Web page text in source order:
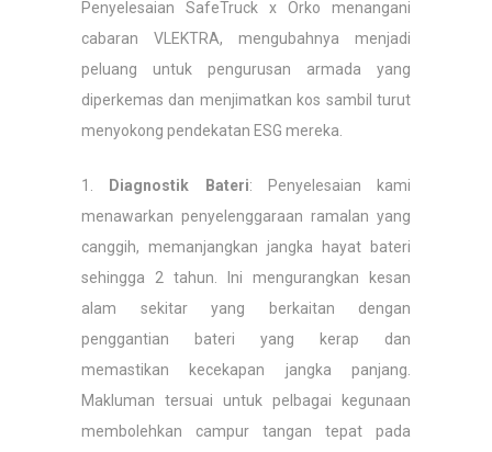
Penyelesaian SafeTruck x Orko menangani
cabaran VLEKTRA, mengubahnya menjadi
peluang untuk pengurusan armada yang
diperkemas dan menjimatkan kos sambil turut
menyokong pendekatan ESG mereka.
1. Diagnostik Bateri: Penyelesaian kami
menawarkan penyelenggaraan ramalan yang
canggih, memanjangkan jangka hayat bateri
sehingga 2 tahun. Ini mengurangkan kesan
alam sekitar yang berkaitan dengan
penggantian bateri yang kerap dan
memastikan kecekapan jangka panjang.
Makluman tersuai untuk pelbagai kegunaan
membolehkan campur tangan tepat pada